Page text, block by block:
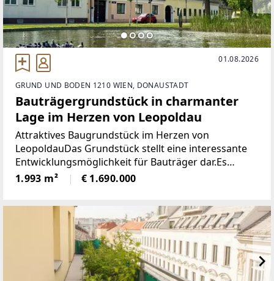
01.08.2026
GRUND UND BODEN 1210 WIEN, DONAUSTADT
Bauträgergrundstück in charmanter
Lage im Herzen von Leopoldau
Attraktives Baugrundstück im Herzen von
LeopoldauDas Grundstück stellt eine interessante
Entwicklungsmöglichkeit für Bauträger dar.Es
umfasst ein Gesamtausmaß von rund 1.993 m² und
erstreckt sich vom Leopoldauer Platz bis zur
1.993 m² € 1.690.000